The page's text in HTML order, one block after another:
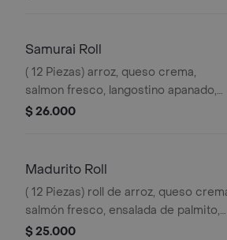
Samurai Roll
( 12 Piezas) arroz, queso crema,
salmon fresco, langostino apanado,
topping de aguacate, mayo spacy y
$ 26.000
Madurito Roll
( 12 Piezas) roll de arroz, queso
salmón fresco, ensalada de palmito,
aguacate, topping de tajadas de
$ 25.000